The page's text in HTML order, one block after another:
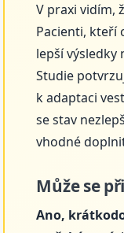
V praxi vidím,
Pacienti, kteří
lepší výsledky
Studie
k adaptaci
se stav
vhodné
Může se
Ano,